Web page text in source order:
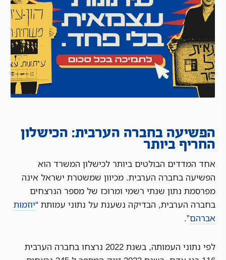
הפשיעה בחברה הערבית: הכישלון
החריף ביותר
אחד המדדים הבולטים ביותר לכישלון המשרד הוא
הפשיעה בחברה הערבית. מכיוון שמשטרת ישראל אינה
מפרסמת נתון שנתי רשמי ומרוכז של מספר הנרצחים
בחברה הערבית, הבדיקה נשענת על נתוני עמותת “יוזמות
אברהם”.
לפי נתוני העמותה, בשנת 2022 נרצחו בחברה הערבית